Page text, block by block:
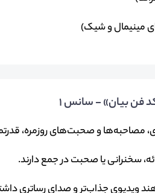
مینیمال و شیک)
فن بیان» - سانس ۱
و صحبت‌های روزمره،
سخنرانی یا صحبت در جمع دارند.